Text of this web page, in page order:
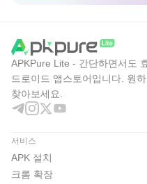
APKPure Lite - 간단하면서도
드로이드 앱스토어입니다. 원
찾아보세요.
서비스
APK 설치
크롬 확장